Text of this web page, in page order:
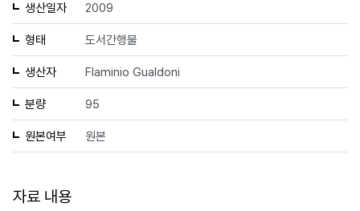
생산일자 2009
형태 도서간행물
생산자 Flaminio Gualdoni
분량 95
원본여부 원본
자료 내용